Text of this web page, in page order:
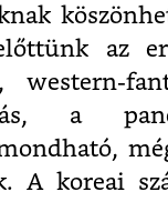
az
western-
a
A koreai